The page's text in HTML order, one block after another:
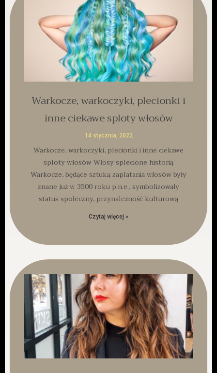
Warkocze, warkoczyki, plecionki i
inne ciekawe sploty włosów
14 stycznia, 2022
Warkocze, warkoczyki, plecionki i inne ciekawe
sploty włosów Włosy splecione historią
Warkocze, będące sztuką zaplatania włosów były
znane już w 3500 roku p.n.e., symbolizowały
status społeczny, przynależność kulturową
Czytaj więcej »